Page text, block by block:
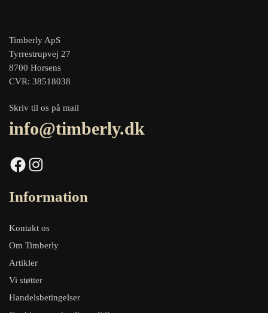
Timberly ApS
Tyrrestrupvej 27
8700 Horsens
CVR: 38518038
Skriv til os på mail
info@timberly.dk
Facebook Instagram
Information
Kontakt os
Om Timberly
Artikler
Vi støtter
Handelsbetingelser